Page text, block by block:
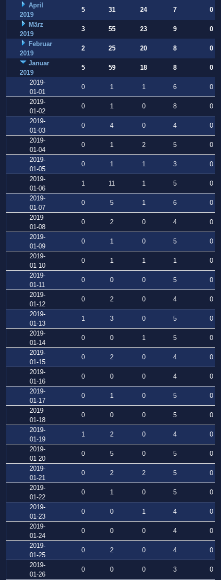
April
2019
5 31 24 7
0
März
2019
3 55 23 9
0
Februar
2019
2 25 20 8
0
Januar
2019
5 59 18 8
0
2019-
01-01
0 1 1 6
0
2019-
01-02
0 1 0 8
0
2019-
01-03
0 4 0 4
0
2019-
01-04
0 1 2 5
0
2019-
01-05
0 1 1 3
0
2019-
01-06
1 11 1 5
0
2019-
01-07
0 5 1 6
0
2019-
01-08
0 2 0 4
0
2019-
01-09
0 1 0 5
0
2019-
01-10
0 1 1 1
0
2019-
01-11
0 0 0 5
0
2019-
01-12
0 2 0 4
0
2019-
01-13
1 3 0 5
0
2019-
01-14
0 0 1 5
0
2019-
01-15
0 2 0 4
0
2019-
01-16
0 0 0 4
0
2019-
01-17
0 1 0 5
0
2019-
01-18
0 0 0 5
0
2019-
01-19
1 2 0 4
0
2019-
01-20
0 5 0 5
0
2019-
01-21
0 2 2 5
0
2019-
01-22
0 1 0 5
0
2019-
01-23
0 0 1 4
0
2019-
01-24
0 0 0 4
0
2019-
01-25
0 2 0 4
0
2019-
01-26
0 0 0 3
0